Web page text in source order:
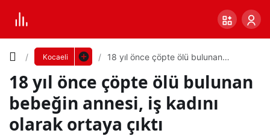
Kocaeli
18 yıl önce çöpte ölü bulunan
ortaya çıktı
18 yıl önce çöpte ölü bulunan
bebeğin annesi, iş kadını
olarak ortaya çıktı
18
Yazı
Boyutunu